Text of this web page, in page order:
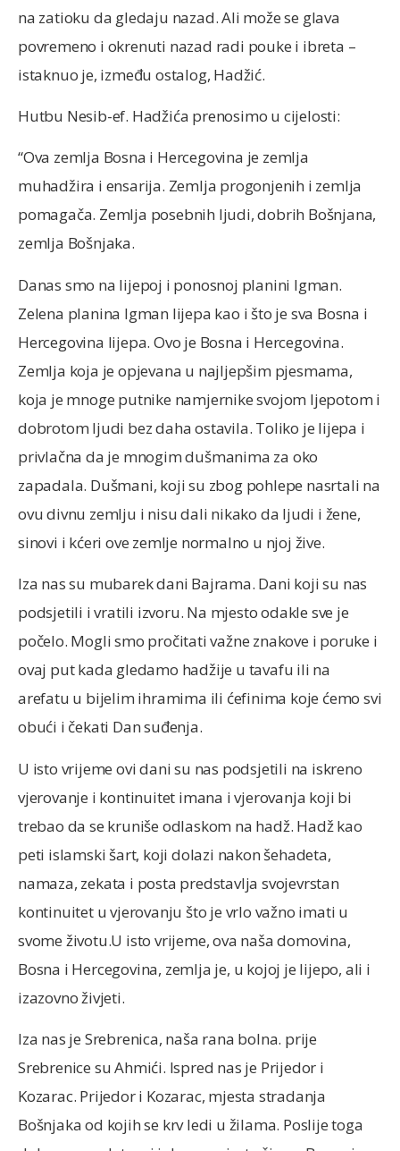
na zatioku da gledaju nazad. Ali može se glava
povremeno i okrenuti nazad radi pouke i ibreta –
istaknuo je, između ostalog, Hadžić.
Hutbu Nesib-ef. Hadžića prenosimo u cijelosti:
“Ova zemlja Bosna i Hercegovina je zemlja
muhadžira i ensarija. Zemlja progonjenih i zemlja
pomagača. Zemlja posebnih ljudi, dobrih Bošnjana,
zemlja Bošnjaka.
Danas smo na lijepoj i ponosnoj planini Igman.
Zelena planina Igman lijepa kao i što je sva Bosna i
Hercegovina lijepa. Ovo je Bosna i Hercegovina.
Zemlja koja je opjevana u najljepšim pjesmama,
koja je mnoge putnike namjernike svojom ljepotom i
dobrotom ljudi bez daha ostavila. Toliko je lijepa i
privlačna da je mnogim dušmanima za oko
zapadala. Dušmani, koji su zbog pohlepe nasrtali na
ovu divnu zemlju i nisu dali nikako da ljudi i žene,
sinovi i kćeri ove zemlje normalno u njoj žive.
Iza nas su mubarek dani Bajrama. Dani koji su nas
podsjetili i vratili izvoru. Na mjesto odakle sve je
počelo. Mogli smo pročitati važne znakove i poruke i
ovaj put kada gledamo hadžije u tavafu ili na
arefatu u bijelim ihramima ili ćefinima koje ćemo svi
obući i čekati Dan suđenja.
U isto vrijeme ovi dani su nas podsjetili na iskreno
vjerovanje i kontinuitet imana i vjerovanja koji bi
trebao da se kruniše odlaskom na hadž. Hadž kao
peti islamski šart, koji dolazi nakon šehadeta,
namaza, zekata i posta predstavlja svojevrstan
kontinuitet u vjerovanju što je vrlo važno imati u
svome životu.U isto vrijeme, ova naša domovina,
Bosna i Hercegovina, zemlja je, u kojoj je lijepo, ali i
izazovno živjeti.
Iza nas je Srebrenica, naša rana bolna. prije
Srebrenice su Ahmići. Ispred nas je Prijedor i
Kozarac. Prijedor i Kozarac, mjesta stradanja
Bošnjaka od kojih se krv ledi u žilama. Poslije toga